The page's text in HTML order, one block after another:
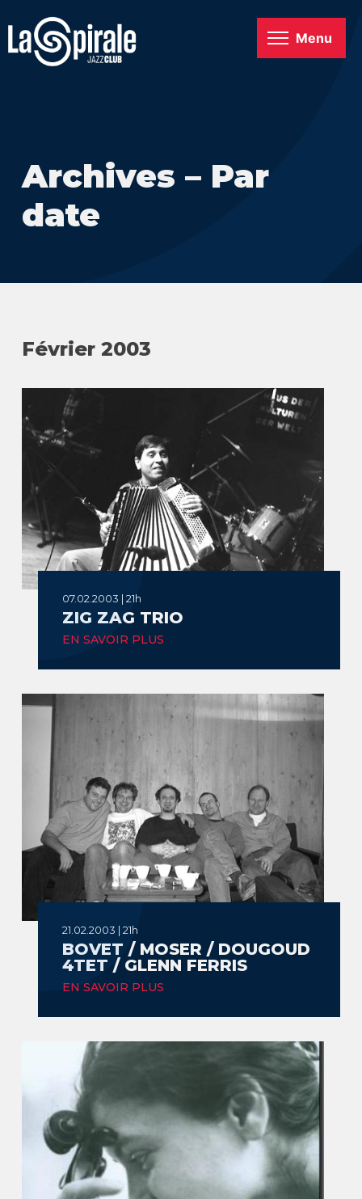
Menu
Archives – Par
date
Février 2003
07.02.2003 | 21h
ZIG ZAG TRIO
EN SAVOIR PLUS
21.02.2003 | 21h
BOVET / MOSER / DOUGOUD
4TET / GLENN FERRIS
EN SAVOIR PLUS